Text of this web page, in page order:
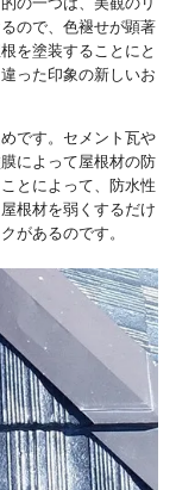
ので、色褪せが顕著
を塗装することにと
った印象の新しいお
です。セメント瓦や
によって屋根材の防
とによって、防水性
根材を弱くするだけ
があるのです。